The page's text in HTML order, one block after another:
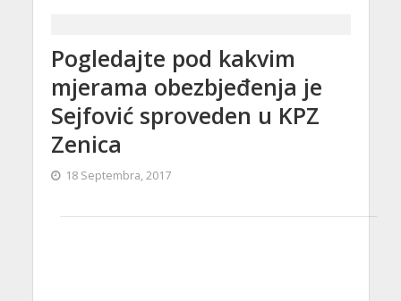
Pogledajte pod kakvim
mjerama obezbjeđenja je
Sejfović sproveden u KPZ
Zenica
18 Septembra, 2017